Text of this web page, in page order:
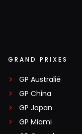
GRAND PRIXES
GP Australië
GP China
GP Japan
GP Miami